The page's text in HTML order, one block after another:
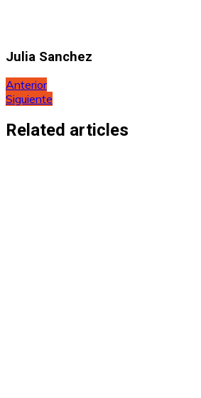
Julia Sanchez
Navegación
de
entradas
Anterior
Siguiente
Related articles